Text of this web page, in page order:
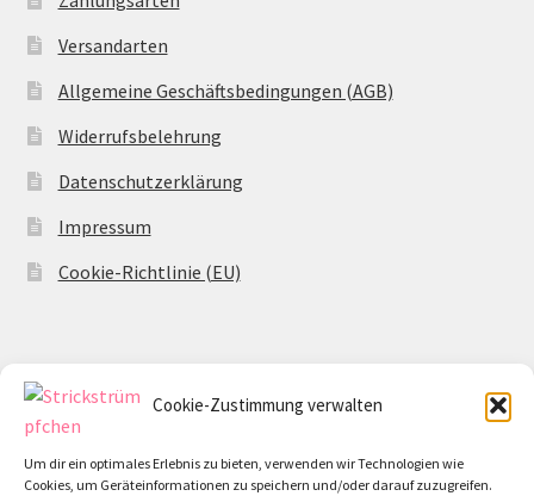
Cookie-Zustimmung verwalten
Um dir ein optimales Erlebnis zu bieten, verwenden wir Technologien wie
Cookies, um Geräteinformationen zu speichern und/oder darauf zuzugreifen.
Versandarten
Allgemeine Geschäftsbedingungen (AGB)
Widerrufsbelehrung
Datenschutzerklärung
Impressum
Cookie-Richtlinie (EU)
© Strickstrümpfchen 2026